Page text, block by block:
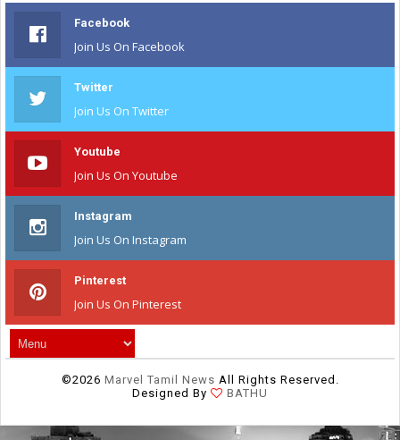
Facebook
Join Us On Facebook
Twitter
Join Us On Twitter
Youtube
Join Us On Youtube
Instagram
Join Us On Instagram
Pinterest
Join Us On Pinterest
©2026 Marvel Tamil News All Rights Reserved.
Designed By
BATHU